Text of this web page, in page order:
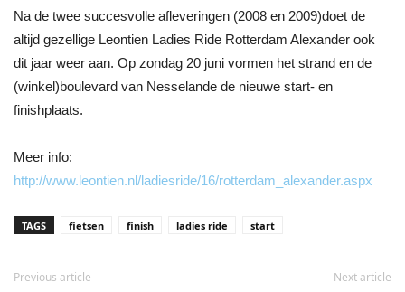
Na de twee succesvolle afleveringen (2008 en 2009)doet de
altijd gezellige Leontien Ladies Ride Rotterdam Alexander ook
dit jaar weer aan. Op zondag 20 juni vormen het strand en de
(winkel)boulevard van Nesselande de nieuwe start- en
finishplaats.
Meer info:
http://www.leontien.nl/ladiesride/16/rotterdam_alexander.aspx
TAGS fietsen finish ladies ride start
Previous article Next article